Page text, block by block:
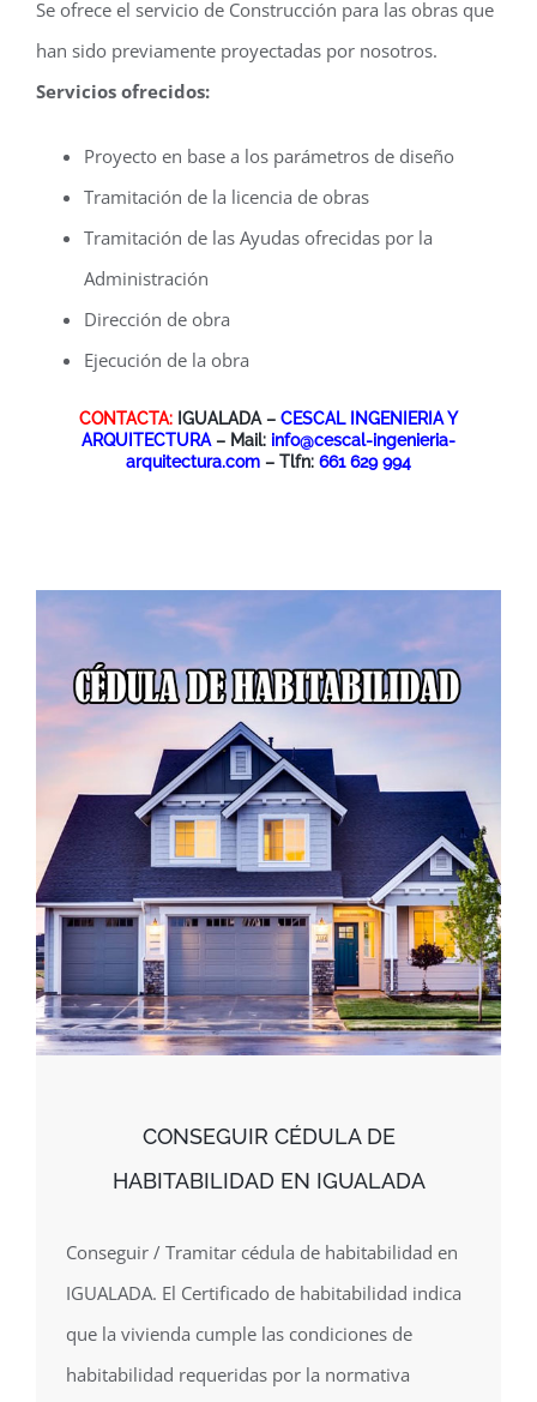
Se ofrece el servicio de Construcción para las obras que
han sido previamente proyectadas por nosotros.
Servicios ofrecidos:
Proyecto en base a los parámetros de diseño
Tramitación de la licencia de obras
Tramitación de las Ayudas ofrecidas por la
Administración
Dirección de obra
Ejecución de la obra
CONTACTA: IGUALADA – CESCAL INGENIERIA Y
ARQUITECTURA – Mail: info@cescal-ingenieria-
arquitectura.com – Tlfn: 661 629 994
CONSEGUIR CÉDULA DE
HABITABILIDAD EN IGUALADA
Conseguir / Tramitar cédula de habitabilidad en
IGUALADA. El Certificado de habitabilidad indica
que la vivienda cumple las condiciones de
habitabilidad requeridas por la normativa